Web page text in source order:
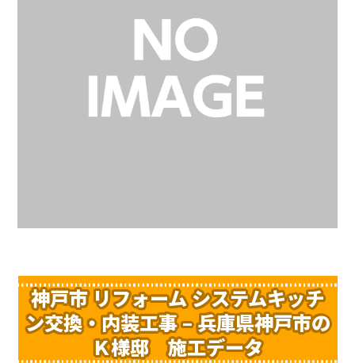
神戸市 リフォーム システムキッチ
ン交換・内装工事 – 兵庫県神戸市の
Ｋ様邸 施工データ